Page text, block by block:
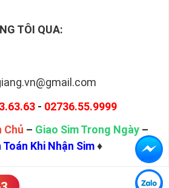
TÔI QUA:
- 02736.55.9999
Chủ – Giao Sim Trong Ngày –
Toán Khi Nhận Sim♦